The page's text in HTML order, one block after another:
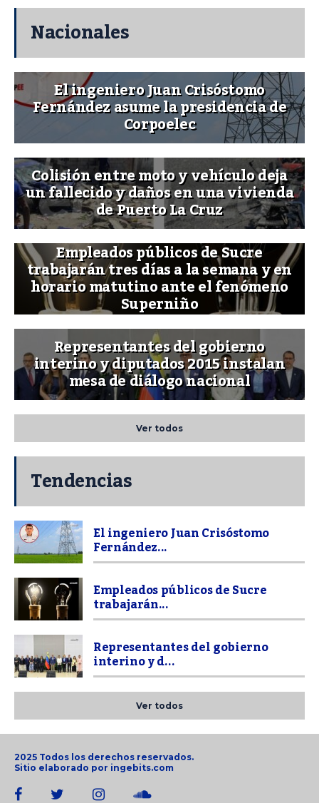
Nacionales
El ingeniero Juan Crisóstomo
Fernández asume la presidencia de
Corpoelec
Colisión entre moto y vehículo deja
un fallecido y daños en una vivienda
de Puerto La Cruz
Empleados públicos de Sucre
trabajarán tres días a la semana y en
horario matutino ante el fenómeno
Superniño
Representantes del gobierno
interino y diputados 2015 instalan
mesa de diálogo nacional
Ver todos
Tendencias
El ingeniero Juan Crisóstomo
Fernández...
Empleados públicos de Sucre
trabajarán...
Representantes del gobierno
interino y d...
Ver todos
2025 Todos los derechos reservados.
Sitio elaborado por ingebits.com